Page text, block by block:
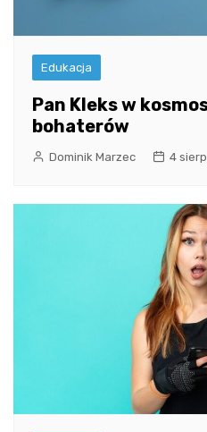
Edukacja
Pan Kleks w
bohaterów
Dominik Marzec 4